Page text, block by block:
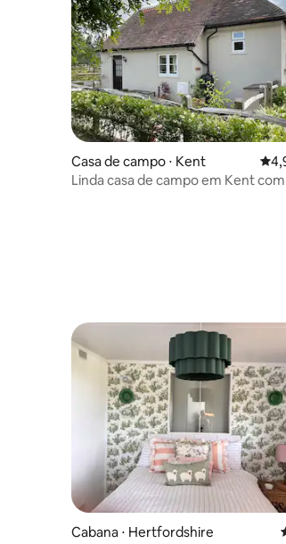
Casa de campo ⋅ Kent
Linda casa de campo em Kent
Cabana ⋅ Hertfordshire